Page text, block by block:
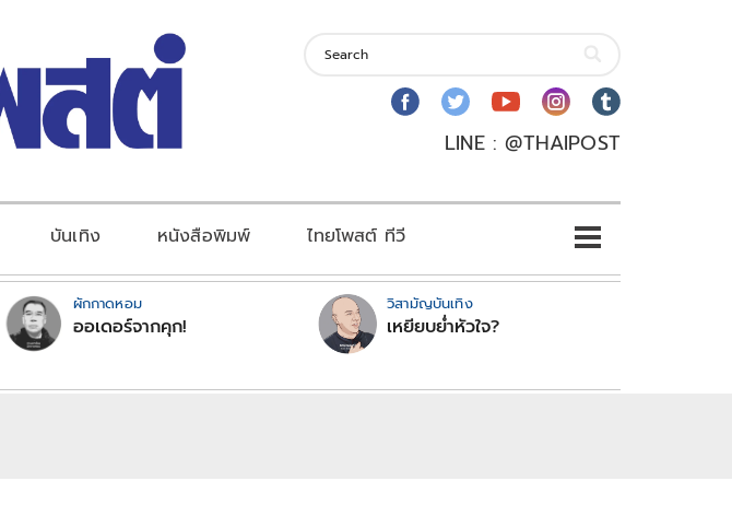
LINE : @THAIPOST
บันเทิง หนังสือพิมพ์ ไทยโพสต์ ทีวี
ผักกาดหอม
ออเดอร์จากคุก!
วิสามัญบันเทิง
เหยียบย่ำหัวใจ?